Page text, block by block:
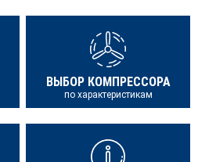
ВЫБОР КОМПРЕССОРА
по характеристикам